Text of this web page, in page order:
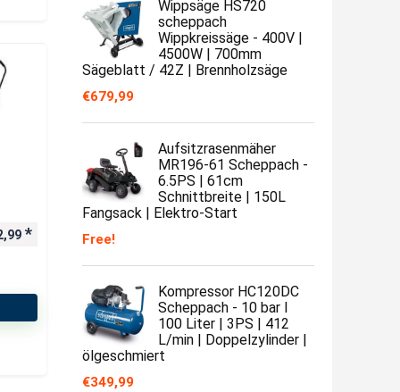
Wippsäge HS720
scheppach
Wippkreissäge - 400V |
4500W | 700mm
Sägeblatt / 42Z | Brennholzsäge
€679,99
Aufsitzrasenmäher
MR196-61 Scheppach -
6.5PS | 61cm
Schnittbreite | 150L
Fangsack | Elektro-Start
Free!
Kompressor HC120DC
Scheppach - 10 bar I
100 Liter | 3PS | 412
L/min | Doppelzylinder |
ölgeschmiert
€349,99